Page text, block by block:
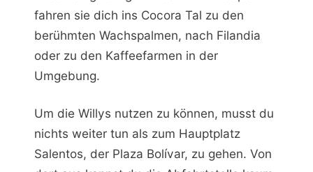
fahren sie dich ins Cocora Tal zu den
berühmten Wachspalmen, nach Filandia
oder zu den Kaffeefarmen in der
Umgebung.
Um die Willys nutzen zu können, musst du
nichts weiter tun als zum Hauptplatz
Salentos, der Plaza Bolívar, zu gehen. Von